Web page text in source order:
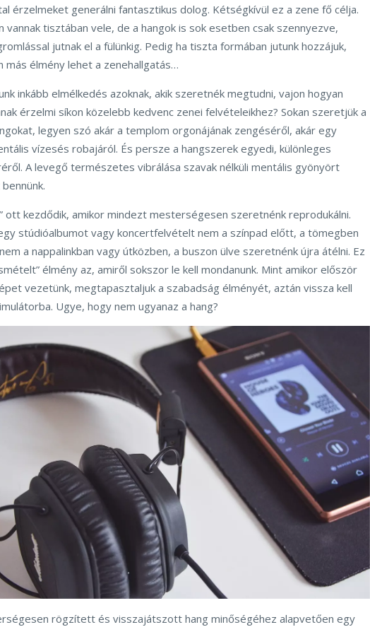
érzelmeket generálni fantasztikus dolog. Kétségkívül ez a zene fő célja.
vannak tisztában vele, de a hangok is sok esetben csak szennyezve,
jutnak el a fülünkig. Pedig ha tiszta formában jutunk hozzájuk,
más élmény lehet a zenehallgatás…
inkább elmélkedés azoknak, akik szeretnék megtudni, vajon hogyan
érzelmi síkon közelebb kedvenc zenei felvételeikhez? Sokan szeretjük a
legyen szó akár a templom orgonájának zengéséről, akár egy
vízesés robajáról. És persze a hangszerek egyedi, különleges
A levegő természetes vibrálása szavak nélküli mentális gyönyört
ott kezdődik, amikor mindezt mesterségesen szeretnénk reprodukálni.
stúdióalbumot vagy koncertfelvételt nem a színpad előtt, a tömegben
a nappalinkban vagy útközben, a buszon ülve szeretnénk újra átélni. Ez
élmény az, amiről sokszor le kell mondanunk. Mint amikor először
vezetünk, megtapasztaljuk a szabadság élményét, aztán vissza kell
Ugye, hogy nem ugyanaz a hang?
rögzített és visszajátszott hang minőségéhez alapvetően egy